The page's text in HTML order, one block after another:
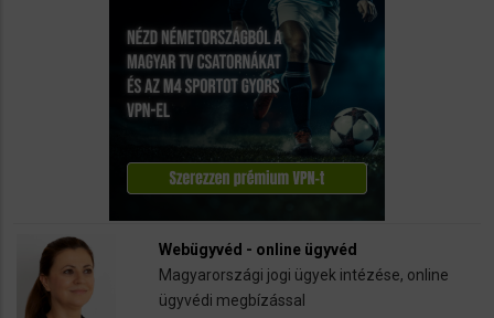
Webügyvéd - online ügyvéd
Magyarországi jogi ügyek intézése, online
ügyvédi megbízással